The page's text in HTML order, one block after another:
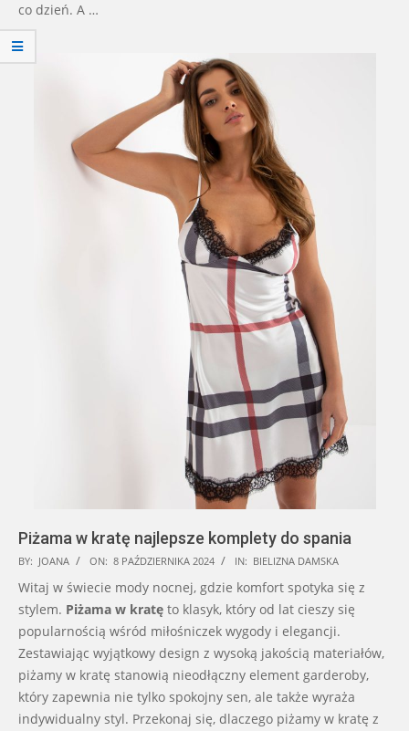
co dzień. A …
Piżama w kratę najlepsze komplety do spania
2024-
10-
08
BY: JOANA ON: 8 PAŹDZIERNIKA 2024 IN: BIELIZNA DAMSKA
Witaj w świecie mody nocnej, gdzie komfort spotyka się z
stylem. Piżama w kratę to klasyk, który od lat cieszy się
popularnością wśród miłośniczek wygody i elegancji.
Zestawiając wyjątkowy design z wysoką jakością materiałów,
piżamy w kratę stanowią nieodłączny element garderoby,
który zapewnia nie tylko spokojny sen, ale także wyraża
indywidualny styl. Przekonaj się, dlaczego piżamy w kratę z